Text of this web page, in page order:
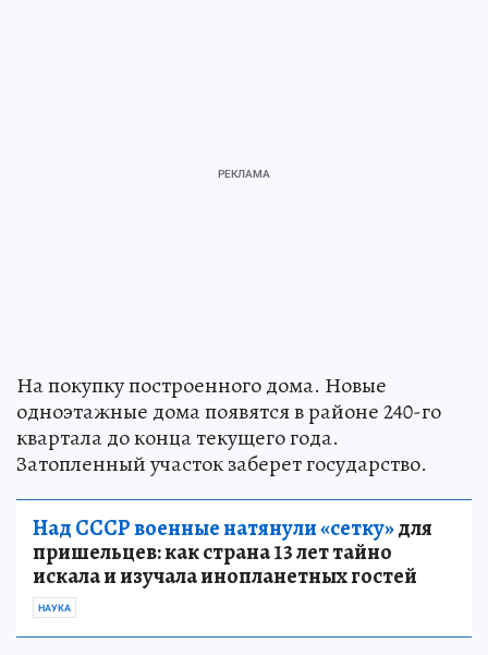
На покупку построенного дома. Новые
одноэтажные дома появятся в районе 240-го
квартала до конца текущего года.
Затопленный участок заберет государство.
Над СССР военные натянули «сетку»для
пришельцев: как страна 13 лет тайно
искала и изучала инопланетных гостей
НАУКА